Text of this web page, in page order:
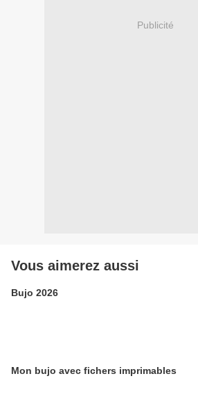
Publicité
Vous aimerez aussi
Bujo 2026
Mon bujo avec fichers imprimables